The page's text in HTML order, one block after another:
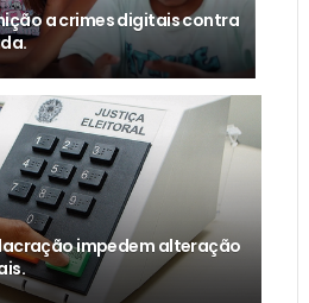
a crimes digitais contra
impedem alteração